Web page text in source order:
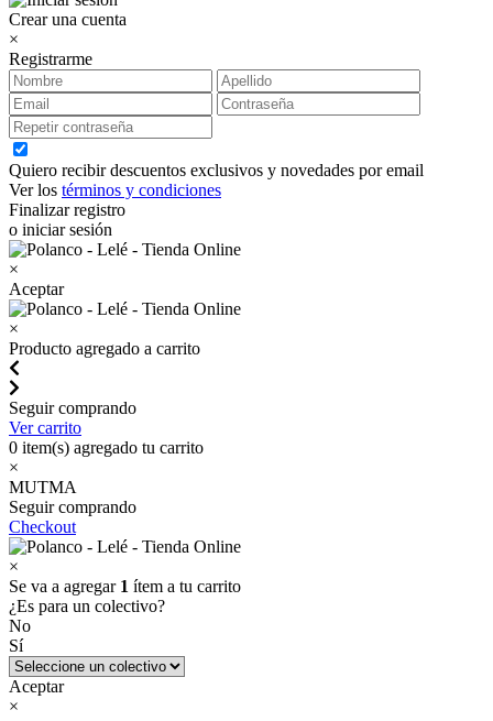
Crear una cuenta
×
Registrarme
Quiero recibir descuentos exclusivos y novedades por email
Ver los términos y condiciones
Finalizar registro
o iniciar sesión
×
Aceptar
×
Producto agregado a carrito
Seguir comprando
Ver carrito
0 item(s) agregado tu carrito
×
MUTMA
Seguir comprando
Checkout
×
Se va a agregar 1 ítem a tu carrito
¿Es para un colectivo?
No
Sí
Aceptar
×